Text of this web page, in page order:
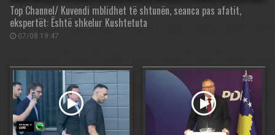
Top Channel/ Kuvendi mblidhet të shtunën, seanca pas afatit,
ekspertët: Është shkelur Kushtetuta
07/08 19:47